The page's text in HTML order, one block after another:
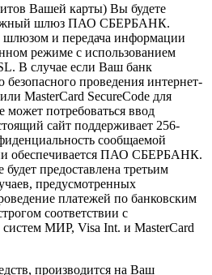
Вашей карты) Вы будете
шлюз ПАО СБЕРБАНК.
и передача информации
режиме с использованием
В случае если Ваш банк
проведения интернет-
MasterCard SecureCode для
может потребоваться ввод
сайт поддерживает 256-
сообщаемой
обеспечивается ПАО СБЕРБАНК.
предоставлена третьим
предусмотренных
платежей по банковским
соответствии с
МИР, Visa Int. и MasterCard
производится на Ваш